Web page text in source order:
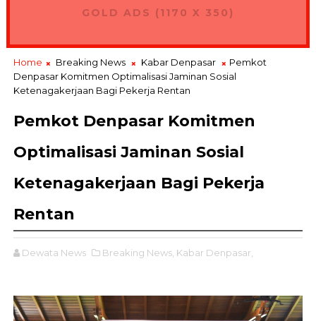
GOLD ADS (1170 X 350)
Home Breaking News Kabar Denpasar
Pemkot
Denpasar Komitmen Optimalisasi Jaminan Sosial
Ketenagakerjaan Bagi Pekerja Rentan
Pemkot Denpasar Komitmen
Optimalisasi Jaminan Sosial
Ketenagakerjaan Bagi Pekerja
Rentan
Dewata News Breaking News, Kabar Denpasar,